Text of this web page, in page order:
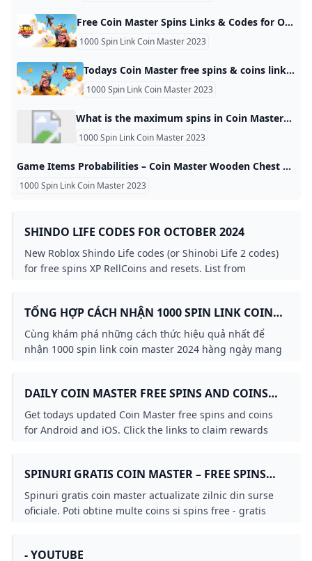
Free Coin Master Spins Links & Codes for October 2024 Are you looking for Coin Master free spins and promo codes for October 2024? This is the right website for you! We gather all the daily links with free Free Link 2000 Dice of Monopoly Go & Tokens 7 Min Read Stranded Season 2: Release, cast, trailer and more! 9 Min Read NETGEAR: the benefits of a portable router 4 Min Read What are the main differences between expensive and cheap laptops?
1000 Spin Link Coin Master 2023
Todays Coin Master free spins & coins links (November 2024) Pocket Gamer With each passing day, players can claim a bunch of Coin Master free spins from the game’s Facebook, and let’s be honest - who doesn’t want some? Free spins, free coins and more By Stephen Gregson-Wood|Nov 20iOS + Android|Coin Master TwitterFacebookReddit November 20, 2024 - Updated links, added new onesWith a player base of millions, this is a game that doesn’t shy away from giving out free rewards! With each passing day, players can claim a bunch of Coin Master free spins and coins from the game’s Facebook, and let’s be honest - who doesn’t want some?
1000 Spin Link Coin Master 2023
What is the maximum spins in Coin Master? Thе maximum numbеr of spins that can bе collеctеd in thе Coin Mastеr gamе is **50**.Oct 11, 2023
1000 Spin Link Coin Master 2023
Game Items Probabilities – Coin Master Wooden Chest Golden Chest Magical Chest Mystery Chest Emerald Chest Sapphire Chest Foxy…
1000 Spin Link Coin Master 2023
SHINDO LIFE CODES FOR OCTOBER 2024
New Roblox Shindo Life codes (or Shinobi Life 2 codes)
for free spins XP RellCoins and resets. List from
TỔNG HỢP CÁCH NHẬN 1000 SPIN LINK COIN
MASTER 2024 HÀNG NGÀY
Cùng khám phá những cách thức hiệu quả nhất để
nhận 1000 spin link coin master 2024 hàng ngày mang
DAILY COIN MASTER FREE SPINS AND COINS
(UPDATED TODAY)
Get todays updated Coin Master free spins and coins
for Android and iOS. Click the links to claim rewards
SPINURI GRATIS COIN MASTER – FREE SPINS
AND COINS ACTUALIZAT ZILNIC
Spinuri gratis coin master actualizate zilnic din surse
oficiale. Poti obtine multe coins si spins free - gratis
- YOUTUBE